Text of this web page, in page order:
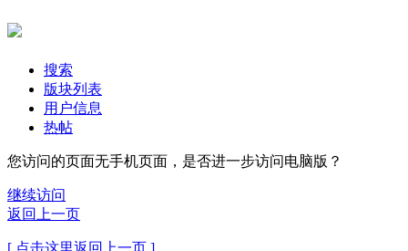
搜索
版块列表
用户信息
热帖
您访问的页面无手机页面，是否进一步访问电脑版？
继续访问
返回上一页
[ 点击这里返回上一页 ]